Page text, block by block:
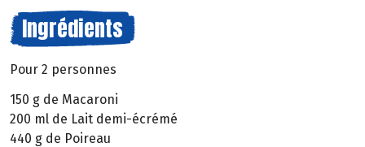
Ingrédients
Pour 2 personnes
150 g de Macaroni
200 ml de Lait demi-écrémé
440 g de Poireau